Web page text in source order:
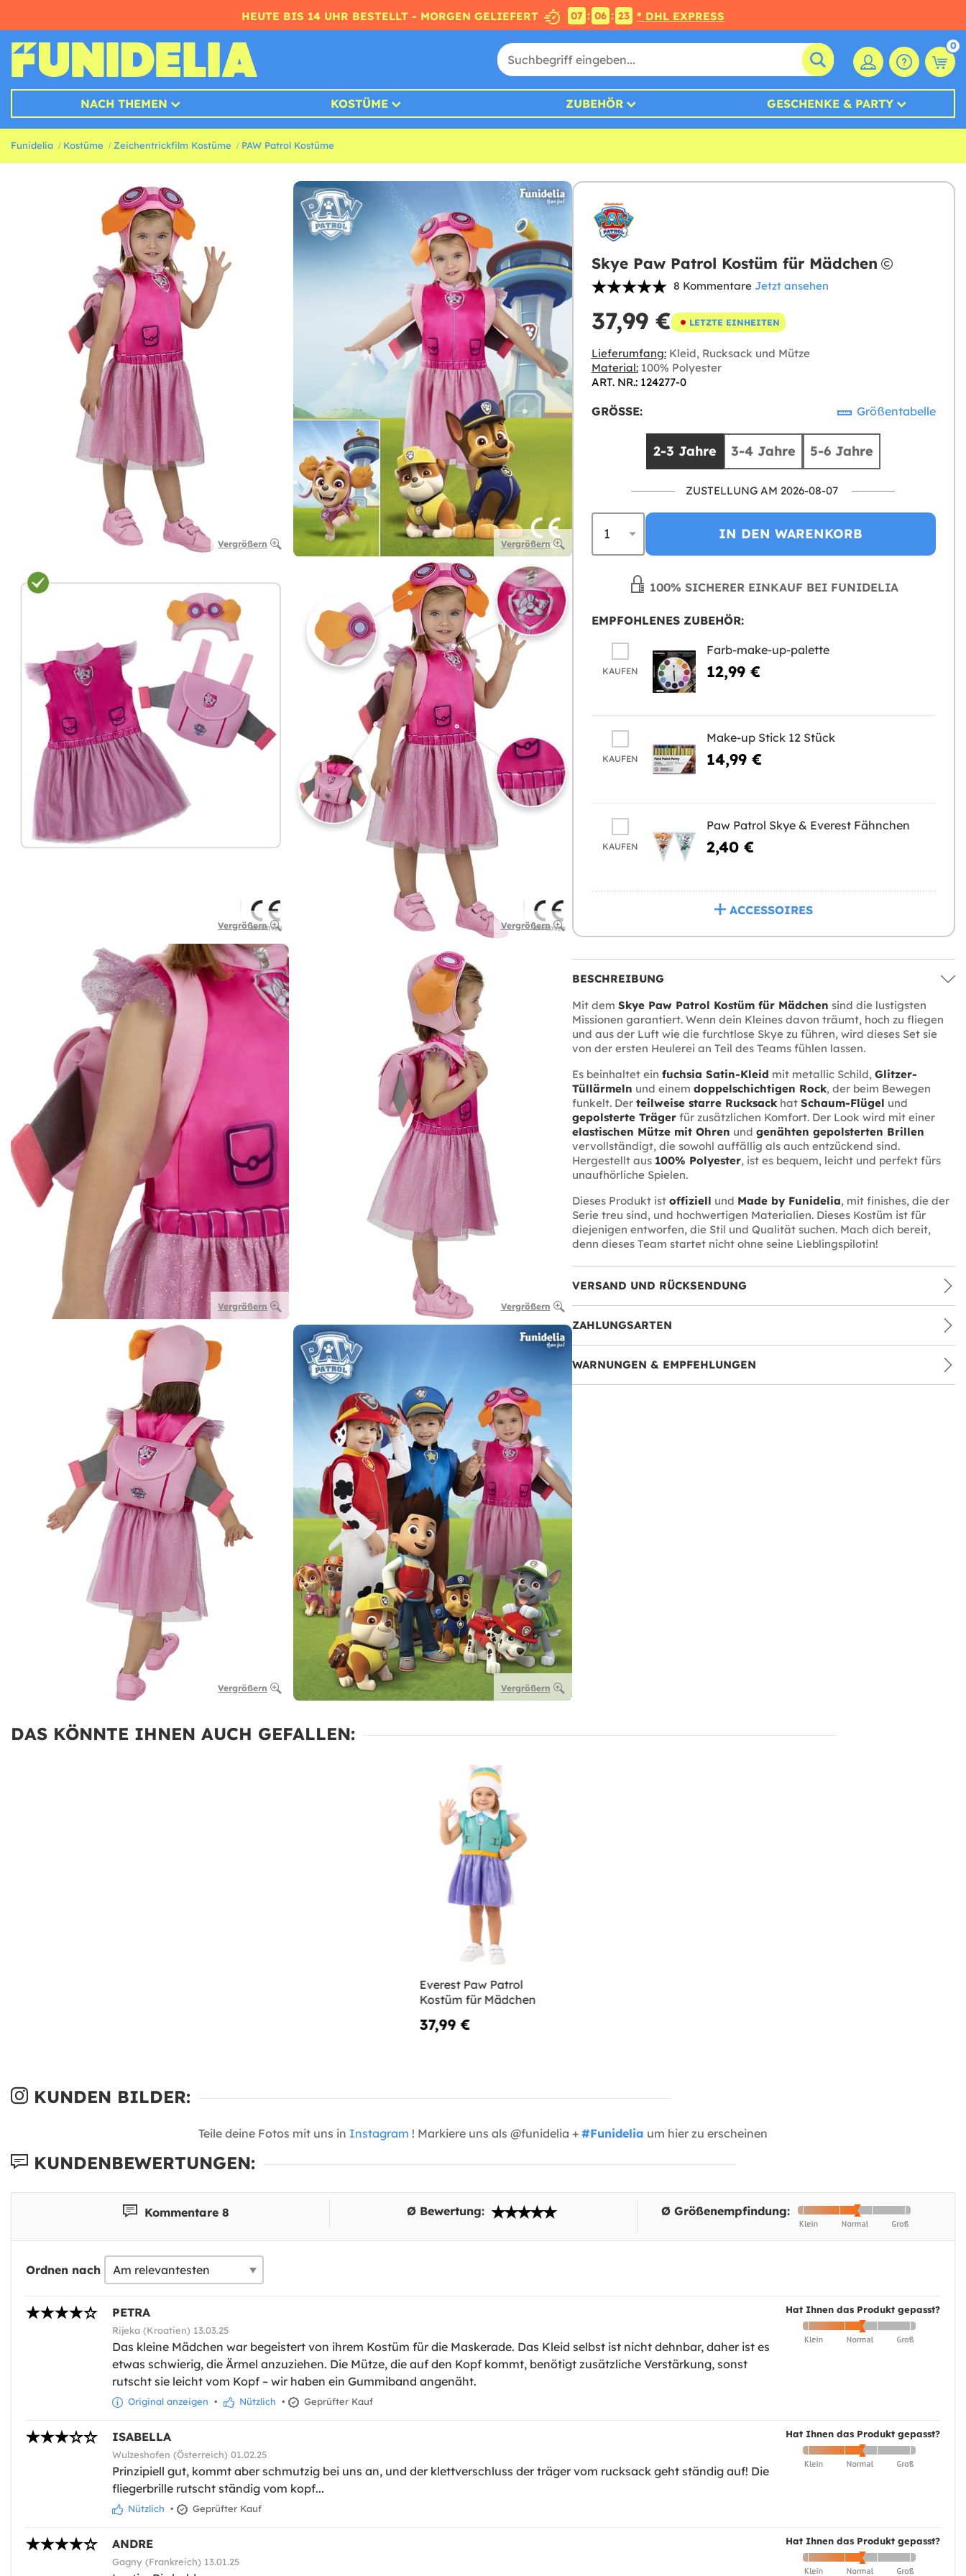
HEUTE BIS 14 UHR BESTELLT - MORGEN GELIEFERT 07 : 06 : 21 * DHL EXPRESS
0
NACH THEMEN KOSTÜME ZUBEHÖR GESCHENKE & PARTY
Funidelia Kostüme Zeichentrickfilm Kostüme PAW Patrol Kostüme
Vergrößern Vergrößern
Vergrößern Vergrößern
Vergrößern Vergrößern
Vergrößern Vergrößern
Skye Paw Patrol Kostüm für Mädchen
8 Kommentare Jetzt ansehen
37,99 € LETZTE EINHEITEN
Lieferumfang:Kleid, Rucksack und Mütze
Material:100% Polyester
ART. NR.: 124277-0
GRÖSSE: Größentabelle
2-3 Jahre 3-4 Jahre 5-6 Jahre
ZUSTELLUNG AM 2026-08-07
IN DEN WARENKORB
100% SICHERER EINKAUF BEI FUNIDELIA
EMPFOHLENES ZUBEHÖR:
KAUFEN
Farb-make-up-palette
12,99 €
KAUFEN
Make-up Stick 12 Stück
14,99 €
KAUFEN
Paw Patrol Skye & Everest Fähnchen
2,40 €
ACCESSOIRES
BESCHREIBUNG
Mit dem Skye Paw Patrol Kostüm für Mädchen sind die lustigsten
Missionen garantiert. Wenn dein Kleines davon träumt, hoch zu fliegen
und aus der Luft wie die furchtlose Skye zu führen, wird dieses Set sie
von der ersten Heulerei an Teil des Teams fühlen lassen.
Es beinhaltet ein fuchsia Satin-Kleid mit metallic Schild, Glitzer-
Tüllärmeln und einem doppelschichtigen Rock, der beim Bewegen
funkelt. Der teilweise starre Rucksackhat Schaum-Flügel und
gepolsterte Trägerfür zusätzlichen Komfort. Der Look wird mit einer
elastischen Mütze mit Ohren und genähten gepolsterten Brillen
vervollständigt, die sowohl auffällig als auch entzückend sind.
Hergestellt aus 100% Polyester, ist es bequem, leicht und perfekt fürs
unaufhörliche Spielen.
Dieses Produkt ist offiziell und Made by Funidelia, mit finishes, die der
Serie treu sind, und hochwertigen Materialien. Dieses Kostüm ist für
diejenigen entworfen, die Stil und Qualität suchen. Mach dich bereit,
denn dieses Team startet nicht ohne seine Lieblingspilotin!
VERSAND UND RÜCKSENDUNG
ZAHLUNGSARTEN
WARNUNGEN & EMPFEHLUNGEN
DAS KÖNNTE IHNEN AUCH GEFALLEN:
Everest Paw Patrol
Kostüm für Mädchen
37,99 €
KUNDEN BILDER:
Teile deine Fotos mit uns in Instagram ! Markiere uns als @funidelia + #Funidelia um hier zu erscheinen
KUNDENBEWERTUNGEN:
Kommentare 8 Ø Bewertung: Ø Größenempfindung:
Ordnen nach
Hat Ihnen das Produkt gepasst?
PETRA
Rijeka (Kroatien) 13.03.25
Das kleine Mädchen war begeistert von ihrem Kostüm für die Maskerade. Das Kleid selbst ist nicht dehnbar, daher ist es
etwas schwierig, die Ärmel anzuziehen. Die Mütze, die auf den Kopf kommt, benötigt zusätzliche Verstärkung, sonst
rutscht sie leicht vom Kopf – wir haben ein Gummiband angenäht.
Original anzeigen • Nützlich • Geprüfter Kauf
Hat Ihnen das Produkt gepasst?
ISABELLA
Wulzeshofen (Österreich) 01.02.25
Prinzipiell gut, kommt aber schmutzig bei uns an, und der klettverschluss der träger vom rucksack geht ständig auf! Die
fliegerbrille rutscht ständig vom kopf...
Nützlich • Geprüfter Kauf
Hat Ihnen das Produkt gepasst?
ANDRE
Gagny (Frankreich) 13.01.25